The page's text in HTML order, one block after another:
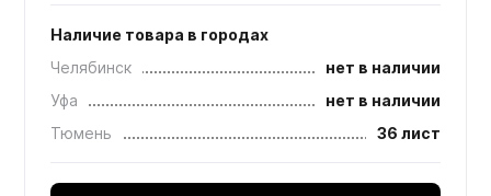
Наличие товара в городах
Челябинск
нет в наличии
Уфа
нет в наличии
Тюмень
36 лист